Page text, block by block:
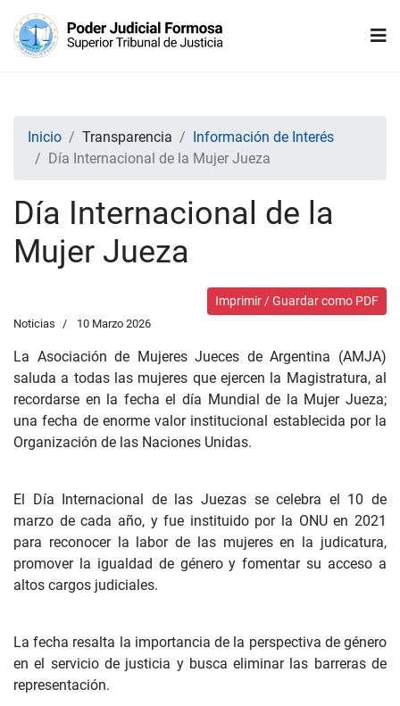
Inicio Transparencia
Información de Interés
Día Internacional de la Mujer Jueza
Día Internacional de la
Mujer Jueza
Imprimir / Guardar como PDF
Noticias 10 Marzo 2026
La Asociación de Mujeres Jueces de Argentina (AMJA)
saluda a todas las mujeres que ejercen la Magistratura, al
recordarse en la fecha el día Mundial de la Mujer Jueza;
una fecha de enorme valor institucional establecida por la
Organización de las Naciones Unidas.
El Día Internacional de las Juezas se celebra el 10 de
marzo de cada año, y fue instituido por la ONU en 2021
para reconocer la labor de las mujeres en la judicatura,
promover la igualdad de género y fomentar su acceso a
altos cargos judiciales.
La fecha resalta la importancia de la perspectiva de género
en el servicio de justicia y busca eliminar las barreras de
representación.